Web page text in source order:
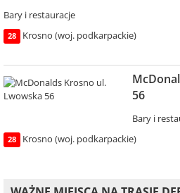
Bary i restauracje
28 Krosno (woj. podkarpackie)
56
Bary i
28 Krosno (woj. podkarpackie)